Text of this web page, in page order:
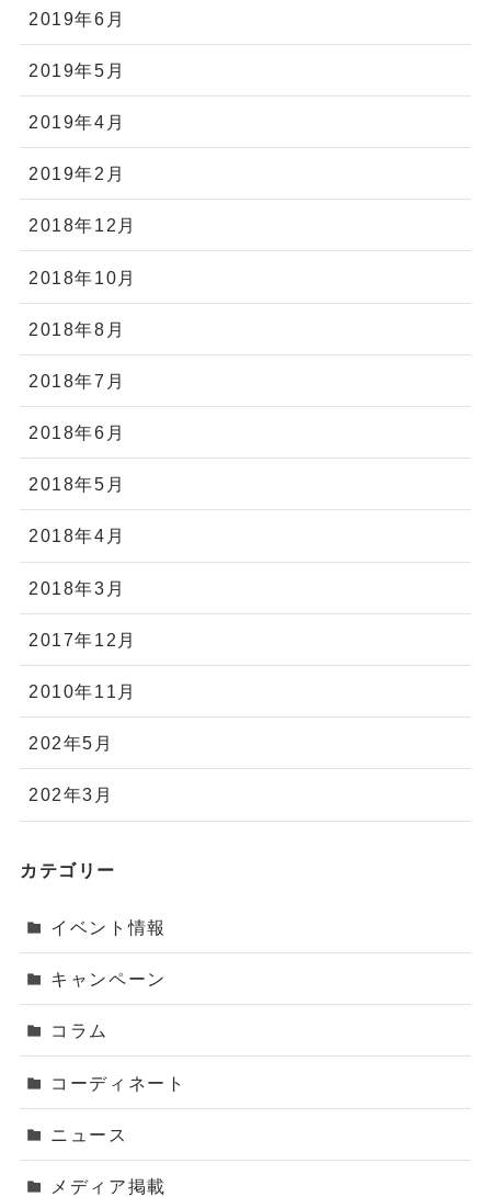
2019年6月
2019年5月
2019年4月
2019年2月
2018年12月
2018年10月
2018年8月
2018年7月
2018年6月
2018年5月
2018年4月
2018年3月
2017年12月
2010年11月
202年5月
202年3月
カテゴリー
イベント情報
キャンペーン
コラム
コーディネート
ニュース
メディア掲載